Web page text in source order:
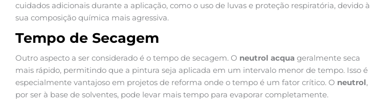
cuidados adicionais durante a aplicação, como o uso de luvas e proteção respiratória, devido à
sua composição química mais agressiva.
Tempo de Secagem
Outro aspecto a ser considerado é o tempo de secagem. O neutrol acqua geralmente seca
mais rápido, permitindo que a pintura seja aplicada em um intervalo menor de tempo. Isso é
especialmente vantajoso em projetos de reforma onde o tempo é um fator crítico. O neutrol,
por ser à base de solventes, pode levar mais tempo para evaporar completamente.